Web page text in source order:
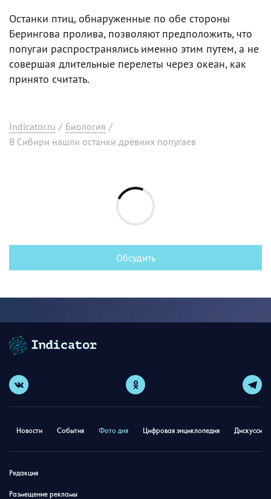
Останки птиц, обнаруженные по обе стороны
Берингова пролива, позволяют предположить, что
попугаи распространялись именно этим путем, а не
совершая длительные перелеты через океан, как
принято считать.
Indicator.ru / Биология /
В Сибири нашли останки древних попугаев
Обсудить
Новости События Фото дня Цифровая энциклопедия
Редакция
Размещение рекламы